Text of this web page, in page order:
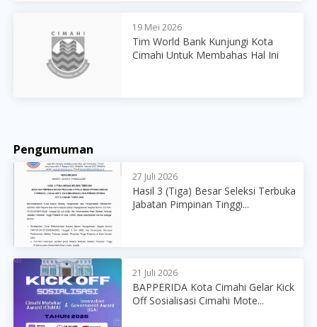
19 Mei 2026
Tim World Bank Kunjungi Kota
Cimahi Untuk Membahas Hal Ini
Pengumuman
27 Juli 2026
Hasil 3 (Tiga) Besar Seleksi Terbuka
Jabatan Pimpinan Tinggi...
21 Juli 2026
BAPPERIDA Kota Cimahi Gelar Kick
Off Sosialisasi Cimahi Mote...